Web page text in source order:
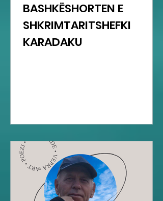
BASHKËSHORTEN E
SHKRIMTARITSHEFKI
KARADAKU